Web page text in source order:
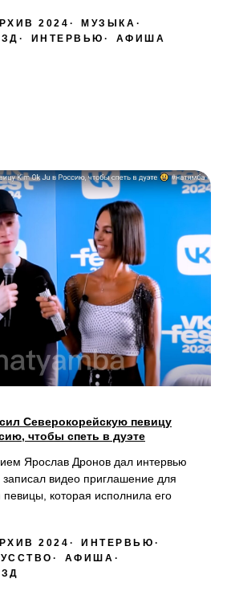
2024
МУЗЫКА
ИНТЕРВЬЮ АФИША
Северокорейскую певицу
чтобы спеть в дуэте
Ярослав Дронов дал интервью
видео приглашение для
которая исполнила его
2024
ИНТЕРВЬЮ
АФИША